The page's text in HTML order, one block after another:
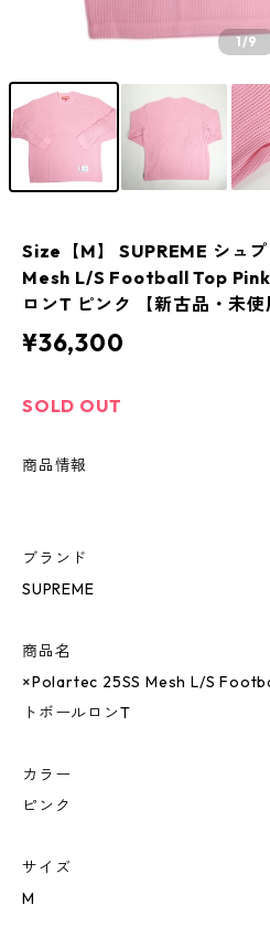
1/9
Size【M】 SUPREME シュ
Mesh L/S Football Top Pink
ロンT ピンク 【新古品・未
¥36,300
SOLD OUT
商品情報
ブランド
SUPREME
商品名
×Polartec 25SS Mesh L/S
トボールロンT
カラー
ピンク
サイズ
M